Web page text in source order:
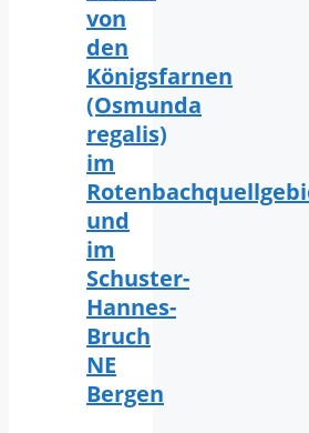
von
den
Königsfarnen
(Osmunda
regalis)
im
und
im
Schuster-
Hannes-
Bruch
NE
Bergen